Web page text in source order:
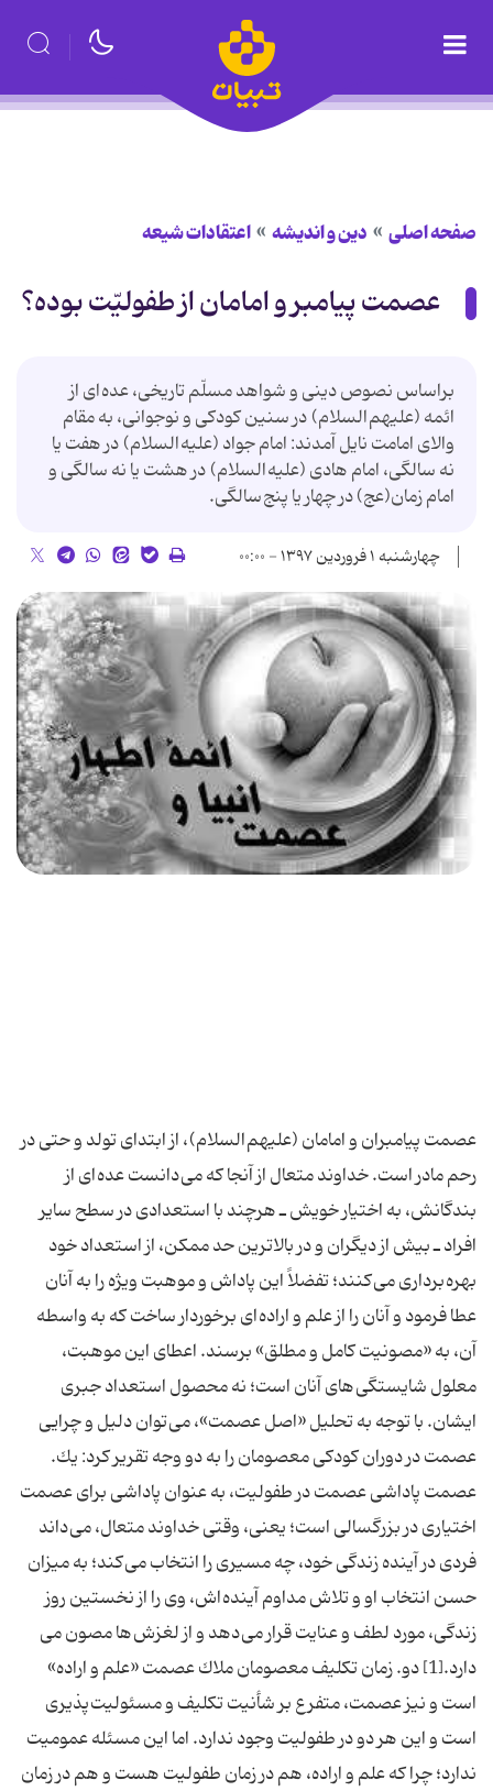
صفحه اصلی دین و اندیشه اعتقادات شیعه
عصمت پیامبر و امامان از طفوليّت بوده؟
براساس نصوص دينى و شواهد مسلّم تاريخى، عده اى از
ائمه (علیهم السلام) در سنين كودكى و نوجوانى، به مقام
والاى امامت نايل آمدند: امام جواد (علیه السلام) در هفت يا
نه سالگى، امام هادى (علیه السلام) در هشت يا نه سالگى و
امام زمان(عج) در چهار يا پنج سالگى.
چهارشنبه ۱ فروردین ۱۳۹۷ - ۰۰:۰۰
عصمت پيامبران و امامان (علیهم السلام) ، از ابتداى تولد و حتى در
رحم مادر است. خداوند متعال از آنجا كه مى دانست عده اى از
بندگانش، به اختيار خويش ـ هرچند با استعدادى در سطح ساير
افراد ـ بيش از ديگران و در بالاترين حد ممكن، از استعداد خود
بهره بردارى مى كنند؛ تفضلاً اين پاداش و موهبت ويژه را به آنان
عطا فرمود و آنان را از علم و اراده اى برخوردار ساخت كه به واسطه
آن، به «مصونيت كامل و مطلق» برسند. اعطاى اين موهبت،
معلول شايستگى هاى آنان است؛ نه محصول استعداد جبرى
ايشان. با توجه به تحليل «اصل عصمت»، مى توان دليل و چرايى
عصمت در دوران كودكى معصومان را به دو وجه تقرير كرد: يك.
عصمت پاداشى عصمت در طفوليت، به عنوان پاداشى براى عصمت
اختيارى در بزرگسالى است؛ يعنى، وقتى خداوند متعال، مى داند
فردى در آينده زندگى خود، چه مسيرى را انتخاب مى كند؛ به ميزان
حسن انتخاب او و تلاش مداوم آينده اش، وى را از نخستين روز
زندگى، مورد لطف و عنايت قرار مى دهد و از لغزش ها مصون مى
دارد.[1] دو. زمان تكليف معصومان ملاك عصمت «علم و اراده»
است و نيز عصمت، متفرع بر شأنيت تكليف و مسئوليت پذيرى
است و اين هر دو در طفوليت وجود ندارد. اما اين مسئله عموميت
ندارد؛ چرا كه علم و اراده، هم در زمان طفوليت هست و هم در زمان